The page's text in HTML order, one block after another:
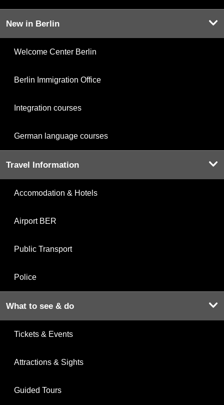
New in Berlin
Welcome Center Berlin
Berlin Immigration Office
Integration courses
German language courses
Travel Information
Accomodation & Hotels
Airport BER
Public Transport
Police
What to see & do
Tickets & Events
Attractions & Sights
Guided Tours